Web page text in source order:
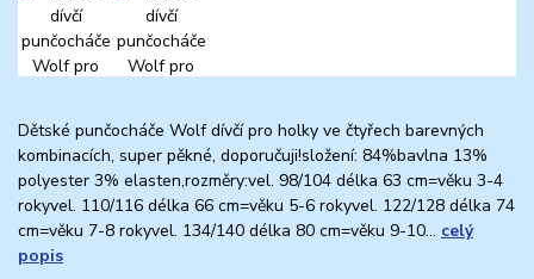
Dětské punčocháče Wolf dívčí pro holky ve čtyřech barevných
kombinacích, super pěkné, doporučuji!složení: 84%bavlna 13%
polyester 3% elasten,rozměry:vel. 98/104 délka 63 cm=věku 3-4
rokyvel. 110/116 délka 66 cm=věku 5-6 rokyvel. 122/128 délka 74
cm=věku 7-8 rokyvel. 134/140 délka 80 cm=věku 9-10... celý
popis